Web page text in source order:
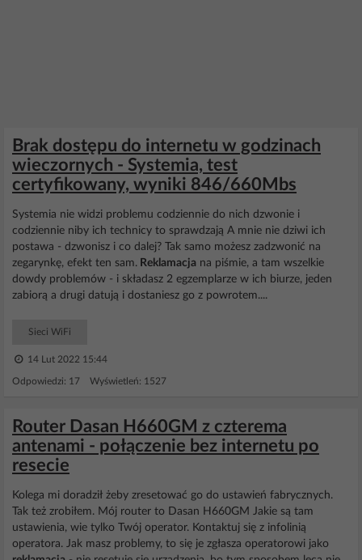
Brak dostępu do internetu w godzinach
wieczornych - Systemia, test
certyfikowany, wyniki 846/660Mbs
Systemia nie widzi problemu codziennie do nich dzwonie i
codziennie niby ich technicy to sprawdzają A mnie nie dziwi ich
postawa - dzwonisz i co dalej? Tak samo możesz zadzwonić na
zegarynkę, efekt ten sam. Reklamacja na piśmie, a tam wszelkie
dowdy problemów - i składasz 2 egzemplarze w ich biurze, jeden
zabiorą a drugi datują i dostaniesz go z powrotem....
Sieci WiFi
14 Lut 2022 15:44
Odpowiedzi: 17 Wyświetleń: 1527
Router Dasan H660GM z czterema
antenami - połączenie bez internetu po
resecie
Kolega mi doradził żeby zresetować go do ustawień fabrycznych.
Tak też zrobiłem. Mój router to Dasan H660GM Jakie są tam
ustawienia, wie tylko Twój operator. Kontaktuj się z infolinią
operatora. Jak masz problemy, to się je zgłasza operatorowi jako